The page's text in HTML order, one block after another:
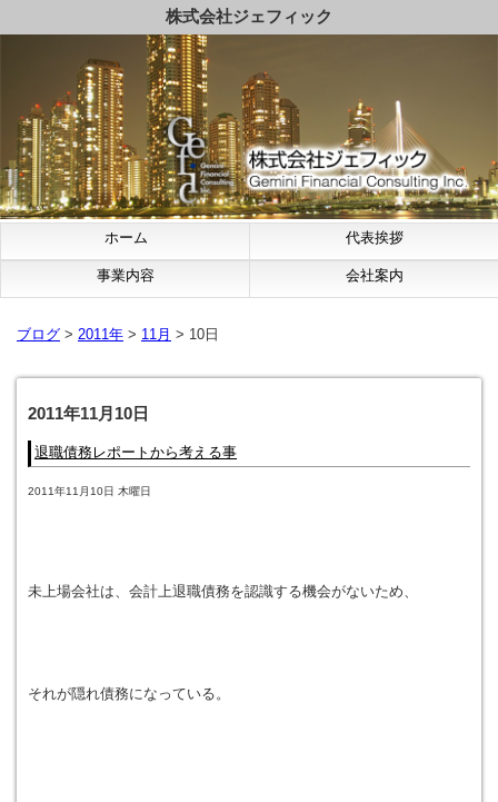
株式会社ジェフィック
ホーム 代表挨拶
事業内容 会社案内
ブログ > 2011年 > 11月 > 10日
2011年11月10日
退職債務レポートから考える事
2011年11月10日 木曜日
未上場会社は、会計上退職債務を認識する機会がないため、
それが隠れ債務になっている。